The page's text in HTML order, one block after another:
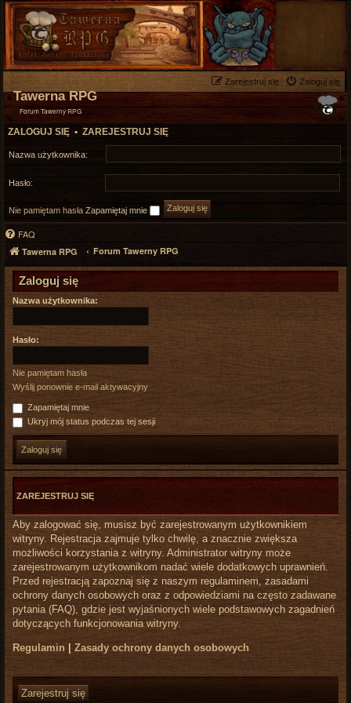
Zaloguj się
Zarejestruj się
Tawerna RPG
Forum Tawerny RPG
ZALOGUJ SIĘ • ZAREJESTRUJ SIĘ
Nazwa użytkownika:
Hasło:
Nie pamiętam hasła Zapamiętaj mnie
FAQ
Tawerna RPG Forum Tawerny RPG
Zaloguj się
Nazwa użytkownika:
Hasło:
Nie pamiętam hasła
Wyślij ponownie e-mail aktywacyjny
Zapamiętaj mnie
Ukryj mój status podczas tej sesji
ZAREJESTRUJ SIĘ
Aby zalogować się, musisz być zarejestrowanym użytkownikiem
witryny. Rejestracja zajmuje tylko chwilę, a znacznie zwiększa
możliwości korzystania z witryny. Administrator witryny może
zarejestrowanym użytkownikom nadać wiele dodatkowych uprawnień.
Przed rejestracją zapoznaj się z naszym regulaminem, zasadami
ochrony danych osobowych oraz z odpowiedziami na często zadawane
pytania (FAQ), gdzie jest wyjaśnionych wiele podstawowych zagadnień
dotyczących funkcjonowania witryny.
Regulamin Zasady ochrony danych osobowych
Zarejestruj się